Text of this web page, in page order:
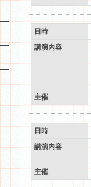
日時
講演内容
主催
日時
講演内容
主催